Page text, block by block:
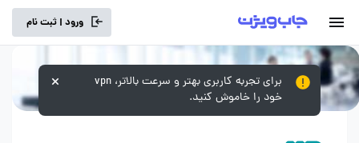
ورود | ثبت نام
برای تجربه کاربری بهتر و سرعت بالاتر، vpn
خود را خاموش کنید.